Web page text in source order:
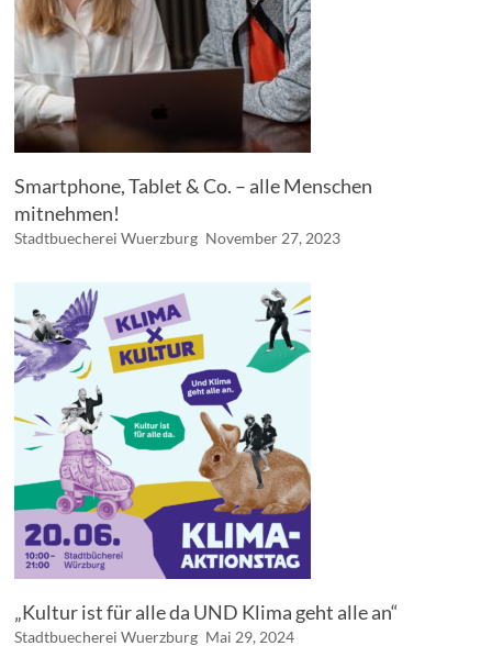
Smartphone, Tablet & Co. – alle Menschen
mitnehmen!
Stadtbuecherei Wuerzburg November 27, 2023
„Kultur ist für alle da UND Klima geht alle an“
Stadtbuecherei Wuerzburg Mai 29, 2024